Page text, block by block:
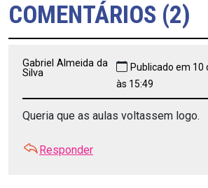
COMENTÁRIOS (2)
Gabriel Almeida da
Silva
Publicado em 10
às 15:49
Queria que as aulas voltassem logo.
Responder